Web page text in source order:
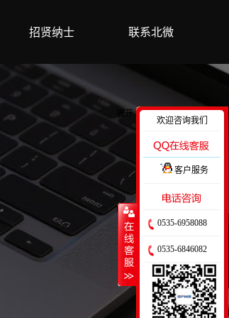
招贤纳士 联系北微
展开
收缩
欢迎咨询我们
客户服务
0535-6958088
0535-6846082